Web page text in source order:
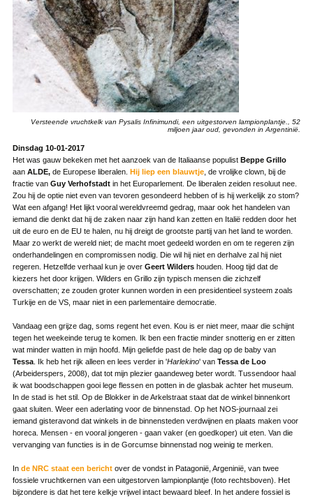
Versteende vruchtkelk van Pysalis Infinimundi, een uitgestorven lampionplantje., 52
miljoen jaar oud, gevonden in Argentinië.
Dinsdag 10-01-2017
Het was gauw bekeken met het aanzoek van de Italiaanse populist Beppe Grillo
aan ALDE, de Europese liberalen. Hij liep een blauwtje, de vrolijke clown, bij de
fractie van Guy Verhofstadtin het Europarlement. De liberalen zeiden resoluut nee.
Zou hij de optie niet even van tevoren gesondeerd hebben of is hij werkelijk zo stom?
Wat een afgang! Het lijkt vooral wereldvreemd gedrag, maar ook het handelen van
iemand die denkt dat hij de zaken naar zijn hand kan zetten en Italië redden door het
uit de euro en de EU te halen, nu hij dreigt de grootste partij van het land te worden.
Maar zo werkt de wereld niet; de macht moet gedeeld worden en om te regeren zijn
onderhandelingen en compromissen nodig. Die wil hij niet en derhalve zal hij niet
regeren. Hetzelfde verhaal kun je over Geert Wildershouden. Hoog tijd dat de
kiezers het door krijgen. Wilders en Grillo zijn typisch mensen die zichzelf
overschatten; ze zouden groter kunnen worden in een presidentieel systeem zoals
Turkije en de VS, maar niet in een parlementaire democratie.
Vandaag een grijze dag, soms regent het even. Kou is er niet meer, maar die schijnt
tegen het weekeinde terug te komen. Ik ben een fractie minder snotterig en er zitten
wat minder watten in mijn hoofd. Mijn geliefde past de hele dag op de baby van
Tessa. Ik heb het rijk alleen en lees verder in 'Harlekino' van Tessa de Loo
(Arbeiderspers, 2008), dat tot mijn plezier gaandeweg beter wordt. Tussendoor haal
ik wat boodschappen gooi lege flessen en potten in de glasbak achter het museum.
In de stad is het stil. Op de Blokker in de Arkelstraat staat dat de winkel binnenkort
gaat sluiten. Weer een aderlating voor de binnenstad. Op het NOS-journaal zei
iemand gisteravond dat winkels in de binnensteden verdwijnen en plaats maken voor
horeca. Mensen - en vooral jongeren - gaan vaker (en goedkoper) uit eten. Van die
vervanging van functies is in de Gorcumse binnenstad nog weinig te merken.
In de NRC staat een bericht over de vondst in Patagonië, Argeninië, van twee
fossiele vruchtkernen van een uitgestorven lampionplantje (foto rechtsboven). Het
bijzondere is dat het tere kelkje vrijwel intact bewaard bleef. In het andere fossiel is